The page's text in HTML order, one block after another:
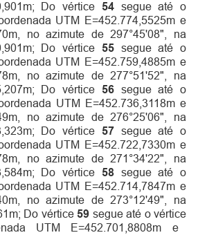
Do vértice 54 segue até o
UTM E=452.774,5525m e
no azimute de 297°45'08", na
Do vértice 55 segue até o
UTM E=452.759,4885m e
no azimute de 277°51'52", na
Do vértice 56 segue até o
UTM E=452.736,3118m e
no azimute de 276°25'06", na
Do vértice 57 segue até o
UTM E=452.722,7330m e
no azimute de 271°34'22", na
Do vértice 58 segue até o
UTM E=452.714,7847m e
no azimute de 273°12'49", na
Do vértice59 segue até o vértice
UTM E=452.701,8808m e